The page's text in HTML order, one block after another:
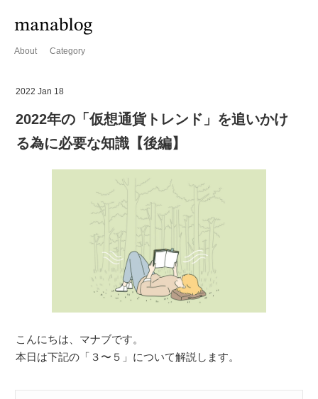
About Category
2022 Jan 18
2022年の「仮想通貨トレンド」を追いかけ
る為に必要な知識【後編】
こんにちは、マナブです。
本日は下記の「３〜５」について解説します。